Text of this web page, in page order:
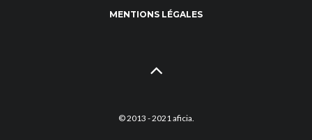
MENTIONS LÉGALES
© 2013 - 2021 aficia.